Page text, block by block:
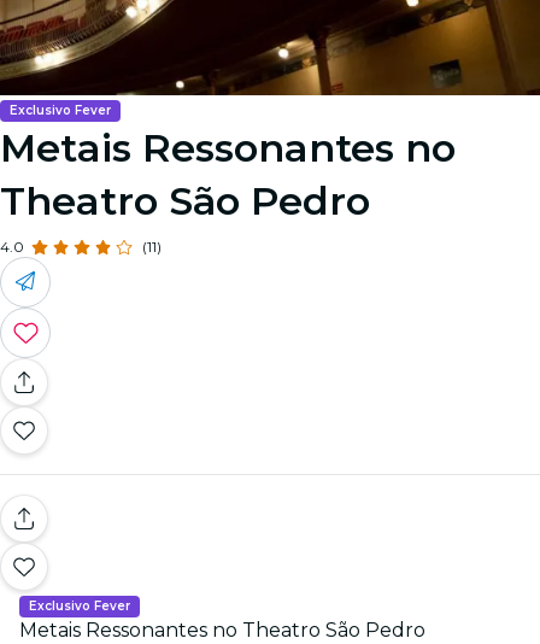
Exclusivo Fever
Metais Ressonantes no
Theatro São Pedro
4.0 (11)
Exclusivo Fever
Metais Ressonantes no Theatro São Pedro